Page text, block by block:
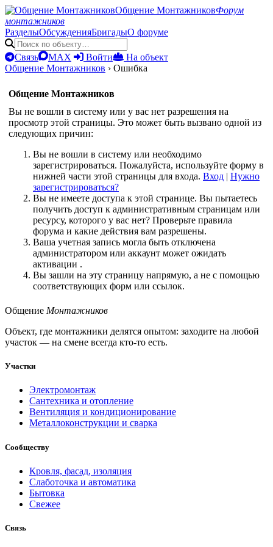
Общение МонтажниковФорум
монтажников
РазделыОбсужденияБригадыО форуме
Связь MAX Войти
На объект
Общение Монтажников › Ошибка
Общение Монтажников
Вы не вошли в систему или у вас нет разрешения на
просмотр этой страницы. Это может быть вызвано одной из
следующих причин:
Вы не вошли в систему или необходимо
зарегистрироваться. Пожалуйста, используйте форму в
нижней части этой страницы для входа. Вход | Нужно
зарегистрироваться?
Вы не имеете доступа к этой странице. Вы пытаетесь
получить доступ к административным страницам или
ресурсу, которого у вас нет? Проверьте правила
форума и какие действия вам разрешены.
Ваша учетная запись могла быть отключена
администратором или аккаунт может ожидать
активации .
Вы зашли на эту страницу напрямую, а не с помощью
соответствующих форм или ссылок.
Общение Монтажников
Объект, где монтажники делятся опытом: заходите на любой
участок — на смене всегда кто-то есть.
Участки
Электромонтаж
Сантехника и отопление
Вентиляция и кондиционирование
Металлоконструкции и сварка
Сообществу
Кровля, фасад, изоляция
Слаботочка и автоматика
Бытовка
Свежее
Связь